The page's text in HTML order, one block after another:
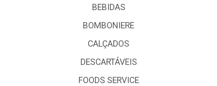
BEBIDAS
BOMBONIERE
CALÇADOS
DESCARTÁVEIS
FOODS SERVICE